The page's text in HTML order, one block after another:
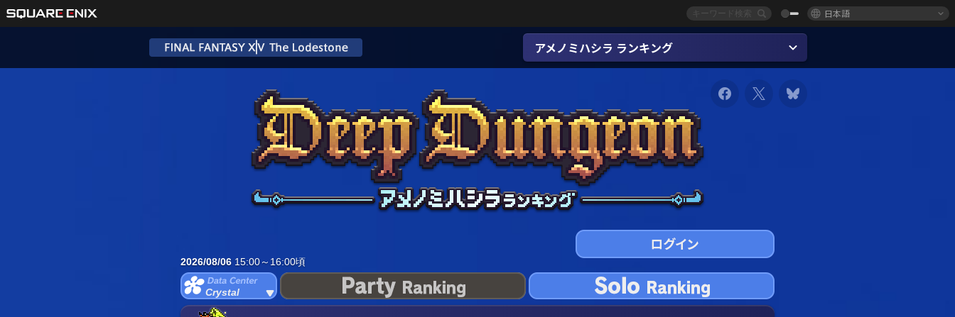
日本語
アメノミハシラ ランキング
2026/08/06 15:00～16:00頃
Crystal